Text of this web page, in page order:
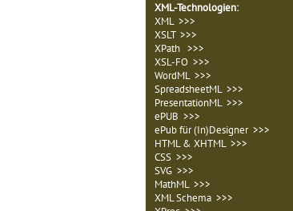
XML-Technologien:
XML >>>
XSLT >>>
XPath >>>
XSL-FO >>>
WordML >>>
SpreadsheetML >>>
PresentationML >>>
ePUB >>>
ePub für (In)Designer >>>
HTML & XHTML >>>
CSS >>>
SVG >>>
MathML >>>
XML Schema >>>